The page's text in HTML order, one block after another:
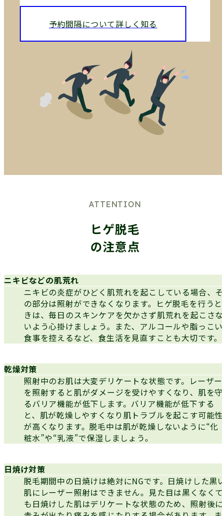
予約間隔について詳しく知る
ATTENTION
ヒゲ脱毛
の注意点
ニキビなどの肌荒れ
ニキビの炎症がひどく肌荒れを起こしている場合、
の部分は照射ができなくなります。ヒゲ脱毛を行う
きは、毎日のスキンケアを欠かさず肌荒れを起こさ
いよう心掛けましょう。また、アルコールや脂っこ
食事を控えるなど、食生活を見直すことも大切です。
乾燥対策
照射中のお肌は大変デリケートな状態です。レーザ
を照射すると肌がダメージを受けやすくなり、肌を
るバリア機能が低下します。バリア機能が低下する
と、肌が乾燥しやすくなり肌トラブルを起こす可能
が高くなります。脱毛中は肌が乾燥しないように“化
粧水”や“乳液”で保湿しましょう。
日焼け対策
脱毛期間中の日焼けは絶対にNGです。日焼けした黒
肌にレーザー照射はできません。見た目は黒くなく
も日焼けした肌はデリケートな状態のため、照射後